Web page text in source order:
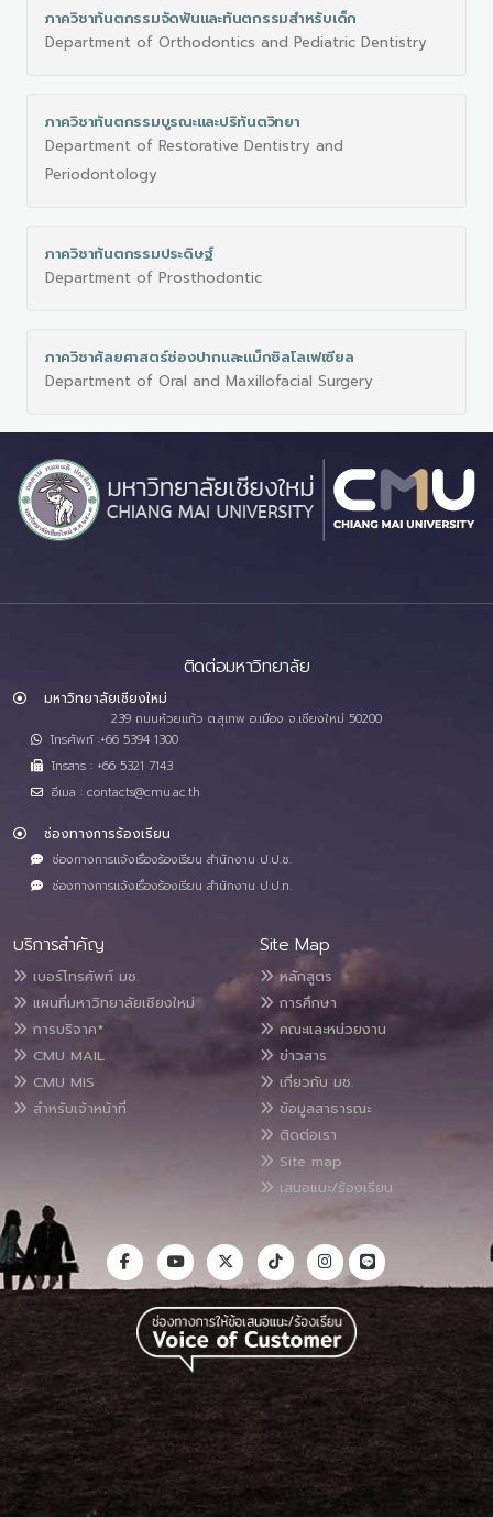
ภาควิชาทันตกรรมจัดฟันและทันตกรรมสำหรับเด็ก
Department of Orthodontics and Pediatric Dentistry
ภาควิชาทันตกรรมบูรณะและปริทันตวิทยา
Department of Restorative Dentistry and
Periodontology
ภาควิชาทันตกรรมประดิษฐ์
Department of Prosthodontic
ภาควิชาศัลยศาสตร์ช่องปากและแม็กซิลโลเฟเซียล
Department of Oral and Maxillofacial Surgery
ติดต่อมหาวิทยาลัย
มหาวิทยาลัยเชียงใหม่
239 ถนนห้วยแก้ว ต.สุเทพ อ.เมือง จ.เชียงใหม่ 50200
โทรศัพท์ :+66 5394 1300
โทรสาร : +66 5321 7143
อีเมล : contacts@cmu.ac.th
ช่องทางการร้องเรียน
ช่องทางการแจ้งเรื่องร้องเรียน สำนักงาน ป.ป.ช.
ช่องทางการแจ้งเรื่องร้องเรียน สำนักงาน ป.ป.ท.
บริการสำคัญ
เบอร์โทรศัพท์ มช.
แผนที่มหาวิทยาลัยเชียงใหม่
การบริจาค*
CMU MAIL
CMU MIS
สำหรับเจ้าหน้าที่
Site Map
หลักสูตร
การศึกษา
คณะและหน่วยงาน
ข่าวสาร
เกี่ยวกับ มช.
ข้อมูลสาธารณะ
ติดต่อเรา
Site map
เสนอแนะ/ร้องเรียน